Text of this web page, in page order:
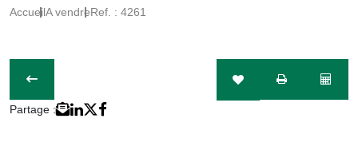
AccueilA vendreRef. : 4261
Partage :